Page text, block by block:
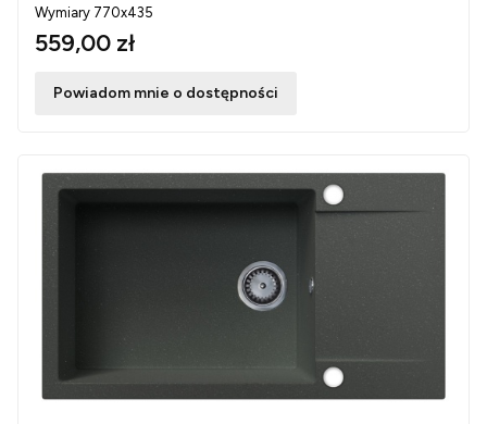
Wymiary 770x435
559,00 zł
Powiadom mnie o dostępności